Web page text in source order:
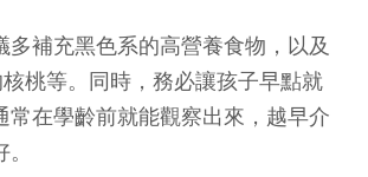
多補充黑色系的高營養食物，以及
桃等。同時，務必讓孩子早點就
常在學齡前就能觀察出來，越早介